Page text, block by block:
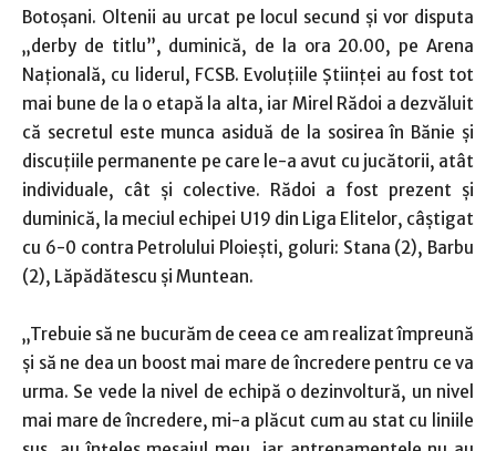
Botoşani. Oltenii au urcat pe locul secund şi vor disputa
„derby de titlu”, duminică, de la ora 20.00, pe Arena
Naţională, cu liderul, FCSB. Evoluţiile Ştiinţei au fost tot
mai bune de la o etapă la alta, iar Mirel Rădoi a dezvăluit
că secretul este munca asiduă de la sosirea în Bănie şi
discuţiile permanente pe care le-a avut cu jucătorii, atât
individuale, cât şi colective. Rădoi a fost prezent şi
duminică, la meciul echipei U19 din Liga Elitelor, câştigat
cu 6-0 contra Petrolului Ploieşti, goluri: Stana (2), Barbu
(2), Lăpădătescu şi Muntean.
„Trebuie să ne bucurăm de ceea ce am realizat împreună
şi să ne dea un boost mai mare de încredere pentru ce va
urma. Se vede la nivel de echipă o dezinvoltură, un nivel
mai mare de încredere, mi-a plăcut cum au stat cu liniile